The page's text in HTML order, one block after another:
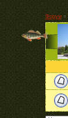
Форум »